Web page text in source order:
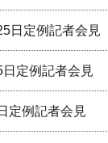
日定例記者会見
定例記者会見
定例記者会見